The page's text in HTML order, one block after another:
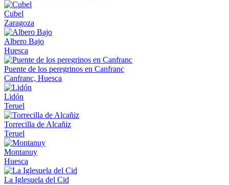
Cubel
Zaragoza
Albero Bajo
Huesca
Puente de los peregrinos en Canfranc
Canfranc, Huesca
Lidón
Teruel
Torrecilla de Alcañiz
Teruel
Montanuy
Huesca
La Iglesuela del Cid